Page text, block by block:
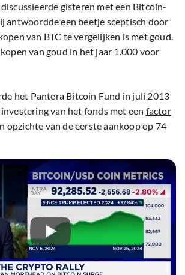
gisteren met een Bitcoin-
antwoordde een beetje sceptisch door
van BTC te vergelijken is met goud.
van goud in het jaar 1.000 voor
het Pantera Bitcoin Fund in juli 2013
van het fonds met een factor
opzichte van de eerste aankoop op 74